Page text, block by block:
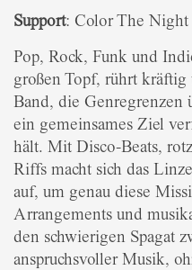
Support: Color The Night
Pop, Rock, Funk und
großen Topf, rührt
Band, die Genregrenzen
ein gemeinsames Ziel
hält. Mit Disco-Beats,
Riffs macht sich das
auf, um genau diese
Arrangements und
den schwierigen Spagat
anspruchsvoller Musik,